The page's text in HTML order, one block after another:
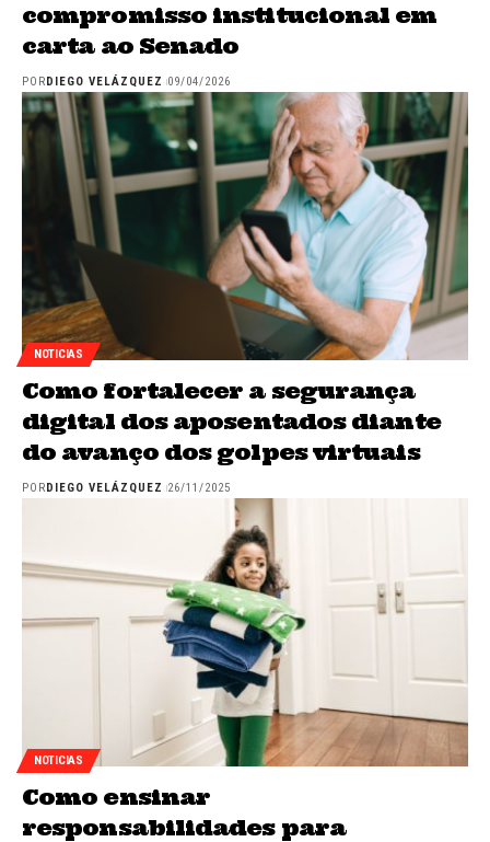
compromisso institucional em
carta ao Senado
POR DIEGO VELÁZQUEZ 09/04/2026
NOTICIAS
Como fortalecer a segurança
digital dos aposentados diante
do avanço dos golpes virtuais
PORDIEGO VELÁZQUEZ 26/11/2025
NOTICIAS
Como ensinar
responsabilidades para